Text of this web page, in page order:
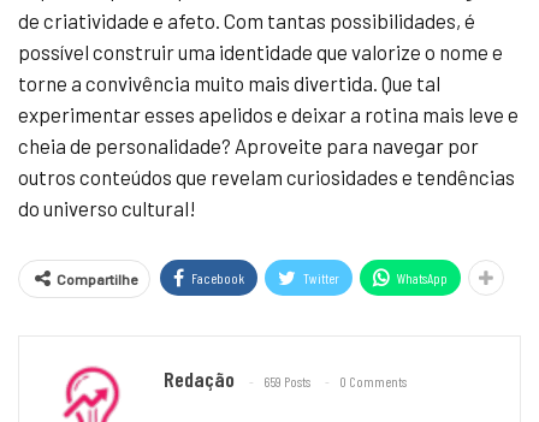
de criatividade e afeto. Com tantas possibilidades, é
possível construir uma identidade que valorize o nome e
torne a convivência muito mais divertida. Que tal
experimentar esses apelidos e deixar a rotina mais leve e
cheia de personalidade? Aproveite para navegar por
outros conteúdos que revelam curiosidades e tendências
do universo cultural!
Compartilhe Facebook Twitter WhatsApp
Redação 659 Posts 0 Comments